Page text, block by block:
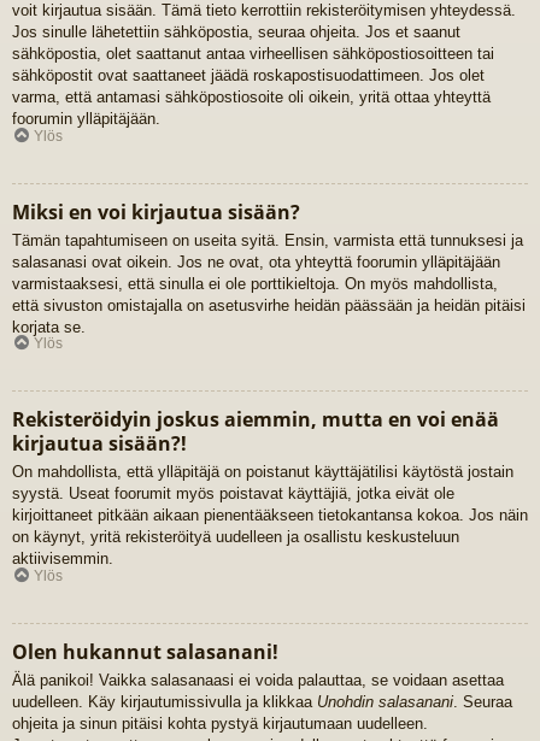
voit kirjautua sisään. Tämä tieto kerrottiin rekisteröitymisen yhteydessä.
Jos sinulle lähetettiin sähköpostia, seuraa ohjeita. Jos et saanut
sähköpostia, olet saattanut antaa virheellisen sähköpostiosoitteen tai
sähköpostit ovat saattaneet jäädä roskapostisuodattimeen. Jos olet
varma, että antamasi sähköpostiosoite oli oikein, yritä ottaa yhteyttä
foorumin ylläpitäjään.
Ylös
Miksi en voi kirjautua sisään?
Tämän tapahtumiseen on useita syitä. Ensin, varmista että tunnuksesi ja
salasanasi ovat oikein. Jos ne ovat, ota yhteyttä foorumin ylläpitäjään
varmistaaksesi, että sinulla ei ole porttikieltoja. On myös mahdollista,
että sivuston omistajalla on asetusvirhe heidän päässään ja heidän pitäisi
korjata se.
Ylös
Rekisteröidyin joskus aiemmin, mutta en voi enää
kirjautua sisään?!
On mahdollista, että ylläpitäjä on poistanut käyttäjätilisi käytöstä jostain
syystä. Useat foorumit myös poistavat käyttäjiä, jotka eivät ole
kirjoittaneet pitkään aikaan pienentääkseen tietokantansa kokoa. Jos näin
on käynyt, yritä rekisteröityä uudelleen ja osallistu keskusteluun
aktiivisemmin.
Ylös
Olen hukannut salasanani!
Älä panikoi! Vaikka salasanaasi ei voida palauttaa, se voidaan asettaa
uudelleen. Käy kirjautumissivulla ja klikkaa Unohdin salasanani . Seuraa
ohjeita ja sinun pitäisi kohta pystyä kirjautumaan uudelleen.